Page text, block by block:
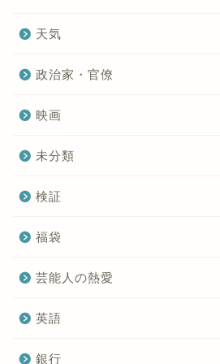
天気
政治家・官僚
映画
未分類
検証
福袋
芸能人の熱愛
英語
銀行